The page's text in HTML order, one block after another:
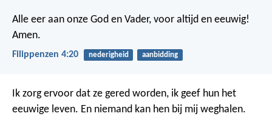
Alle eer aan onze God en Vader, voor altijd en eeuwig!
Amen.
Filippenzen 4:20 nederigheid aanbidding
Ik zorg ervoor dat ze gered worden, ik geef hun het
eeuwige leven. En niemand kan hen bij mij weghalen.